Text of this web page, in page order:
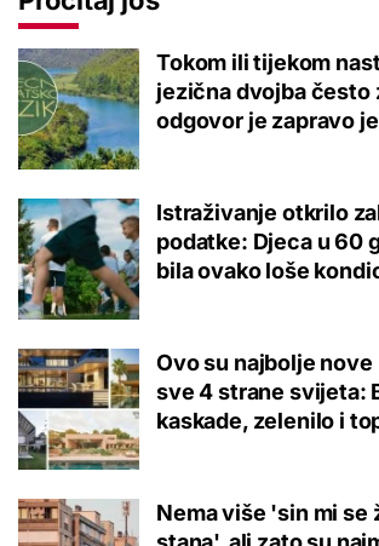
Tokom ili tijekom
jezična dvojba često
odgovor je zapravo
Istraživanje otkrilo
podatke: Djeca u 60
bila ovako loše
Ovo su najbolje
sve 4 strane svijeta:
kaskade, zelenilo i
Nema više 'sin mi se